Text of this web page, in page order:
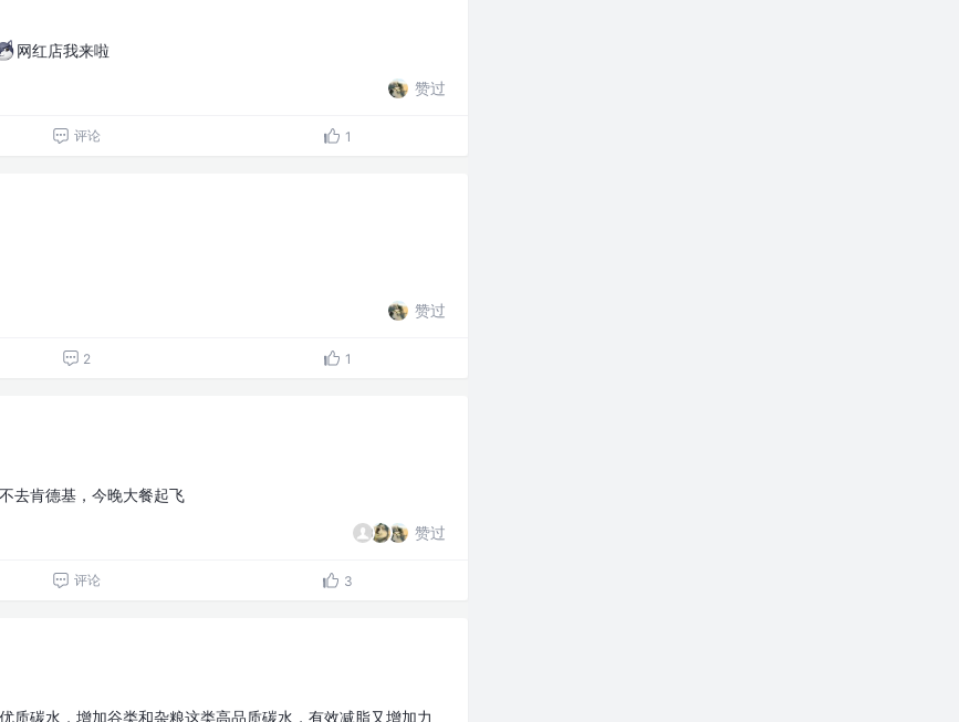
网红店我来啦
赞过
评论 1
赞过
2 1
去肯德基，今晚大餐起飞
赞过
评论 3
质碳水，增加谷类和杂粮这类高品质碳水，有效减脂又增加力